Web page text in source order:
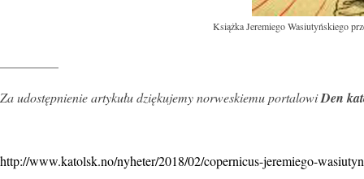
Książka Jeremiego Wasiutyńskiego
————–
Za udostępnienie artykułu dziękujemy norweskiemu portalowiDen
http://www.katolsk.no/nyheter/2018/02/copernicus-jeremiego-